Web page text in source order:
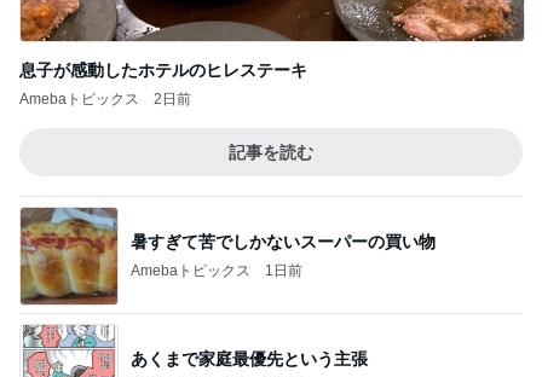
息子が感動したホテルのヒレステーキ
Amebaトピックス 2日前
記事を読む
暑すぎて苦でしかないスーパーの買い物
Amebaトピックス 1日前
あくまで家庭最優先という主張